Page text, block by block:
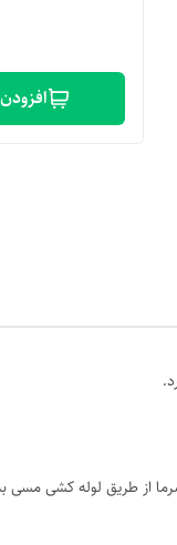
از طریق لوله کشی مسی